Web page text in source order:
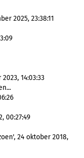
2025, 23:38:11
14:03:33
00:27:49
24 oktober 2018,